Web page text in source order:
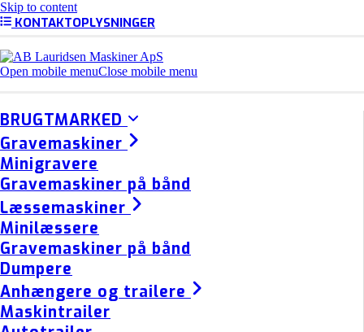
Skip to content
KONTAKTOPLYSNINGER
Open mobile menuClose mobile menu
BRUGTMARKED
Gravemaskiner
Minigravere
Gravemaskiner på bånd
Læssemaskiner
Minilæssere
Gravemaskiner på bånd
Dumpere
Anhængere og trailere
Maskintrailer